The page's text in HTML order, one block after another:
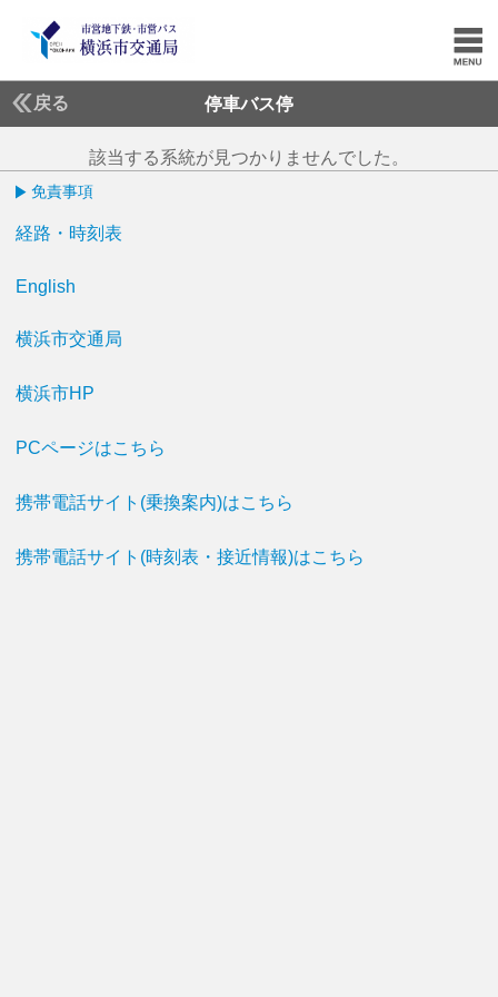
戻る 停車バス停
該当する系統が見つかりませんでした。
免責事項
経路・時刻表
English
横浜市交通局
横浜市HP
PCページはこちら
携帯電話サイト(乗換案内)はこちら
携帯電話サイト(時刻表・接近情報)はこちら